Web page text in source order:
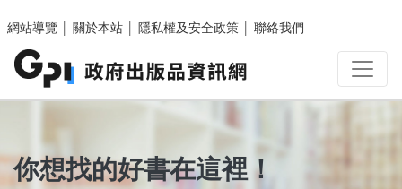
網站導覽
關於本站 隱私權及安全政策 聯絡我們
你想找的好書在這裡！